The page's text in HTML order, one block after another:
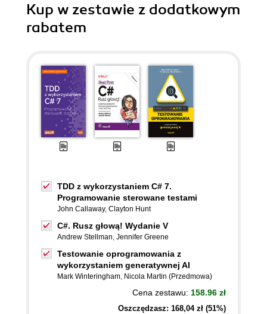
Kup w zestawie z dodatkowym
rabatem
TDD z wykorzystaniem C# 7.
Programowanie sterowane testami
John Callaway, Clayton Hunt
C#. Rusz głową! Wydanie V
Andrew Stellman, Jennifer Greene
Testowanie oprogramowania z
wykorzystaniem generatywnej AI
Mark Winteringham, Nicola Martin (Przedmowa)
Cena zestawu: 158.96 zł
Oszczędzasz: 168,04 zł (51%)